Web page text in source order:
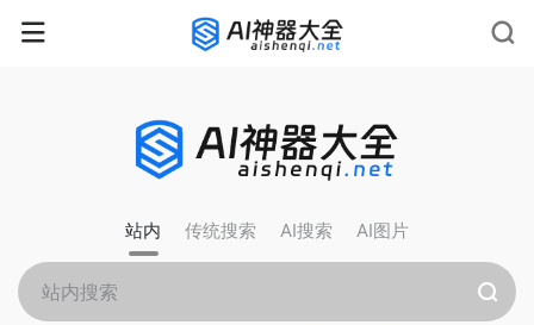
rnrn rnrn rnrn
站内 传统搜索 AI搜索 AI图片